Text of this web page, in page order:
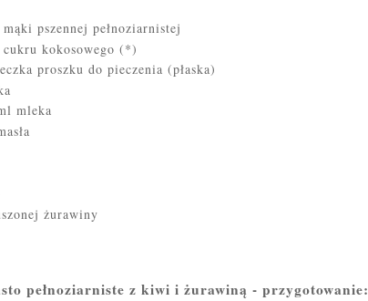
pszennej pełnoziarnistej
cukru kokosowego (*)
proszku do pieczenia (płaska)
mleka
żurawiny
pełnoziarniste z kiwi i żurawiną - przygotowanie: